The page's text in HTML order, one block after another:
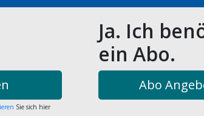
Sie sich hier
Ja. Ich
ein Abo.
Abo